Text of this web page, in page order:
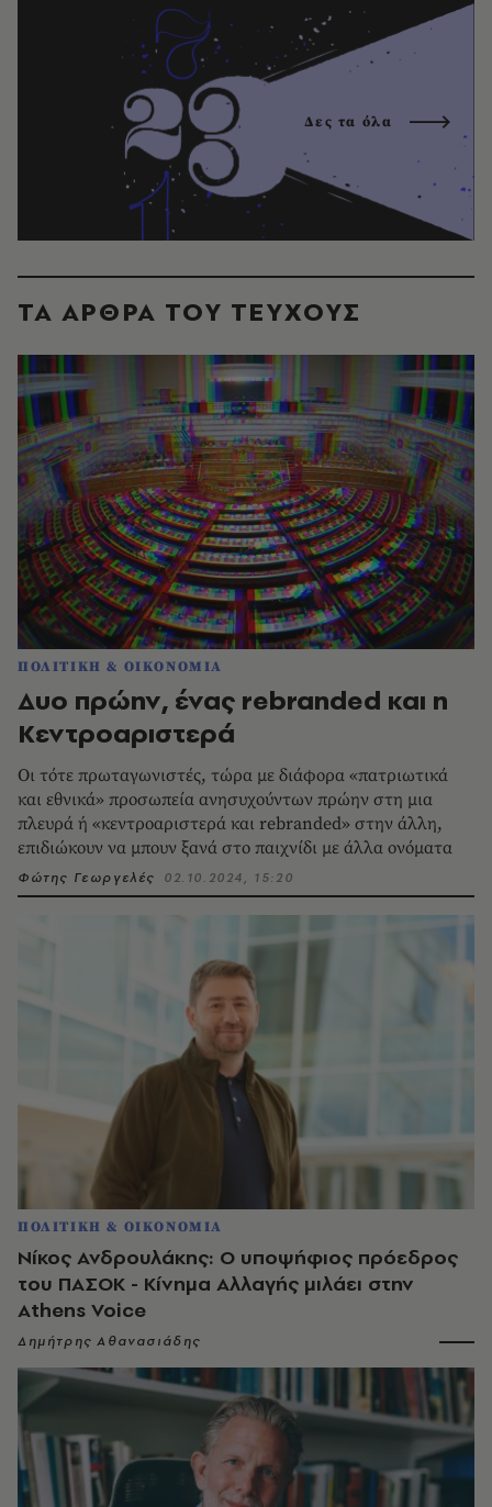
Δες τα όλα
ΤΑ ΑΡΘΡΑ ΤΟΥ ΤΕΥΧΟΥΣ
ΠΟΛΙΤΙΚΗ & ΟΙΚΟΝΟΜΙΑ
Δυο πρώην, ένας rebranded και η
Κεντροαριστερά
Oι τότε πρωταγωνιστές, τώρα με διάφορα «πατριωτικά
και εθνικά» προσωπεία ανησυχούντων πρώην στη μια
πλευρά ή «κεντροαριστερά και rebranded» στην άλλη,
επιδιώκουν να μπουν ξανά στο παιχνίδι με άλλα ονόματα
Φώτης Γεωργελές 02.10.2024, 15:20
ΠΟΛΙΤΙΚΗ & ΟΙΚΟΝΟΜΙΑ
Νίκος Ανδρουλάκης: Ο υποψήφιος πρόεδρος
του ΠΑΣΟΚ - Κίνημα Αλλαγής μιλάει στην
Athens Voice
Δημήτρης Αθανασιάδης